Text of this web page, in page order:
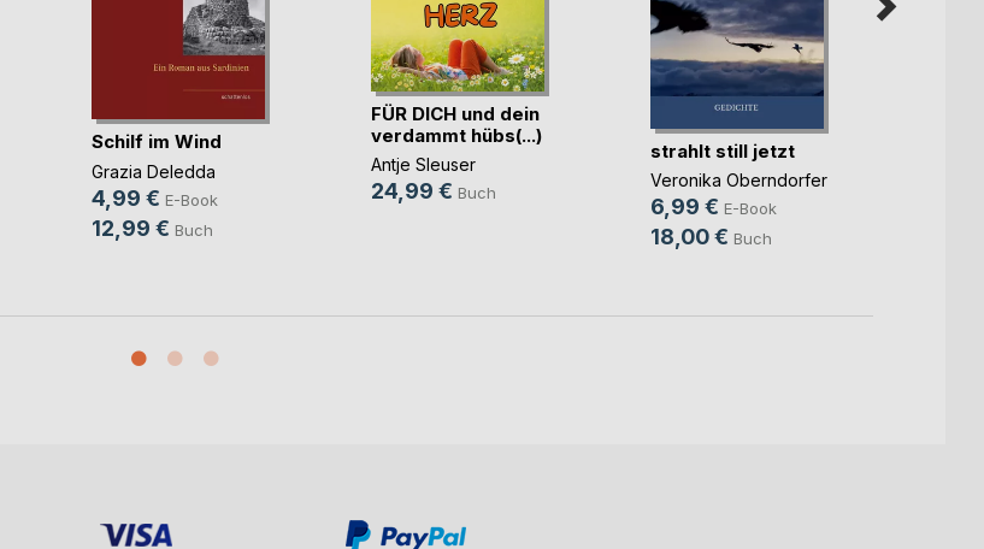
Schilf im Wind
Grazia Deledda
4,99 € E-Book
12,99 € Buch
FÜR DICH und dein
verdammt hübs(...)
Antje Sleuser
24,99 € Buch
strahlt still jetzt
Veronika Oberndorfer
6,99 € E-Book
18,00 € Buch